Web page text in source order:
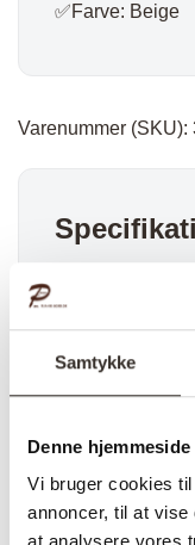
Samtykke
Denne
Vi bruger cookies
annoncer, til at
✅Farve: Beige
Varenummer (SKU):
I udstilling:
Farve:
Længde: